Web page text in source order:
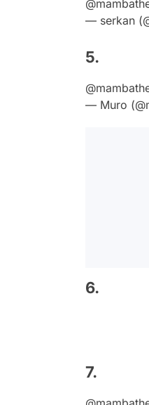
— serkan
5.
— Muro
6.
7.